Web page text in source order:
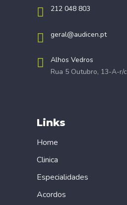
212 048 803
geral@audicen.pt
Alhos Vedros
Rua 5 Outubro, 13-A-r/c
Links
Home
Clinica
Especialidades
Acordos